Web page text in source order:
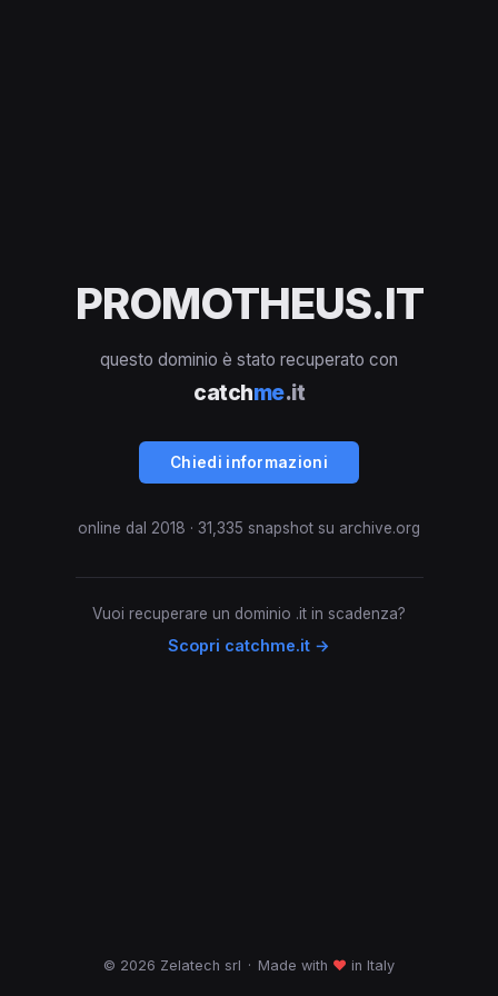
PROMOTHEUS.IT
questo dominio è stato recuperato con
catchme.it
Chiedi informazioni
online dal 2018 · 31,335 snapshot su archive.org
Vuoi recuperare un dominio .it in scadenza?
Scopri catchme.it →
© 2026 Zelatech srl · Made with ♥ in Italy